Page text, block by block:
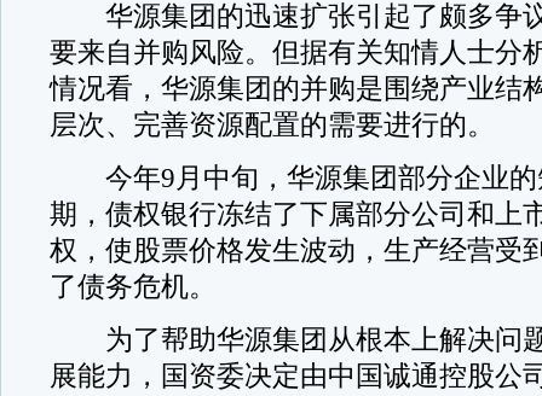
华源集团的迅速扩张引起了颇多争
要来自并购风险。但据有关知情人士分
情况看，华源集团的并购是围绕产业结
层次、完善资源配置的需要进行的。
今年9月中旬，华源集团部分企业的
期，债权银行冻结了下属部分公司和上
权，使股票价格发生波动，生产经营受
了债务危机。
为了帮助华源集团从根本上解决问
展能力，国资委决定由中国诚通控股公